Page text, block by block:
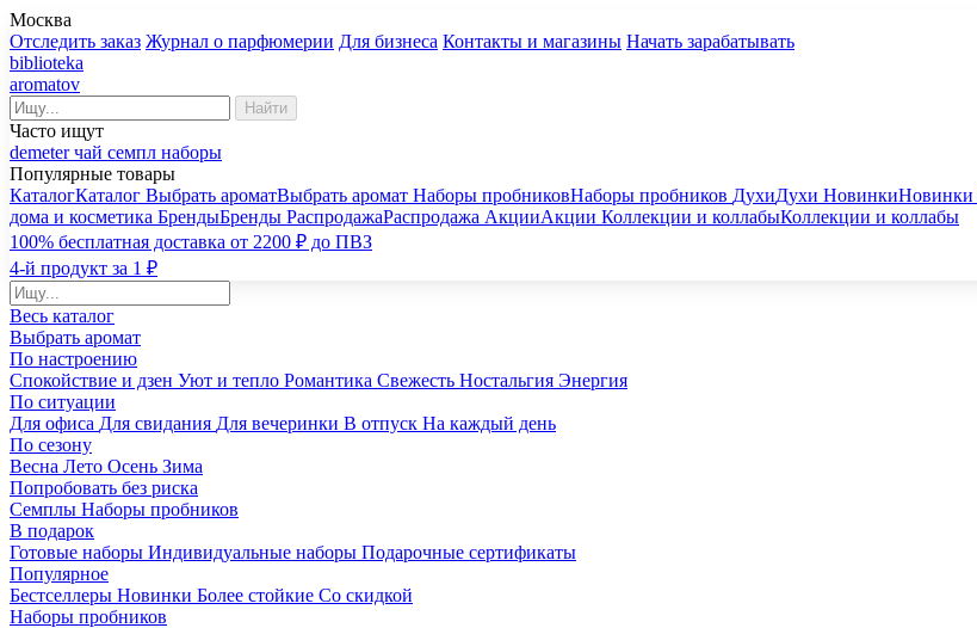
Москва
Отследить заказ Журнал о парфюмерии Для бизнеса Контакты и магазины Начать зарабатывать
biblioteka
aromatov
Найти
Часто ищут
demeterчай семпл наборы
Популярные товары
КаталогКаталог Выбрать ароматВыбрать аромат Наборы пробниковНаборы пробников ДухиДухи НовинкиНовинки
дома и косметика БрендыБренды РаспродажаРаспродажа АкцииАкции Коллекции и коллабыКоллекции и коллабы
100% бесплатная доставка от 2200 ₽ до ПВЗ
4-й продукт за 1 ₽
Весь каталог
Выбрать аромат
По настроению
Спокойствие и дзен Уют и тепло Романтика Свежесть Ностальгия Энергия
По ситуации
Для офиса Для свидания Для вечеринки В отпуск На каждый день
По сезону
Весна Лето Осень Зима
Попробовать без риска
Семплы Наборы пробников
В подарок
Готовые наборы Индивидуальные наборы Подарочные сертификаты
Популярное
Бестселлеры Новинки Более стойкие Со скидкой
Наборы пробников